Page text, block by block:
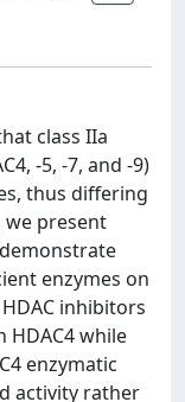
class IIa
-5, -7, and -9)
thus differing
we present
enzymes on
inhibitors
while
enzymatic
activity rather